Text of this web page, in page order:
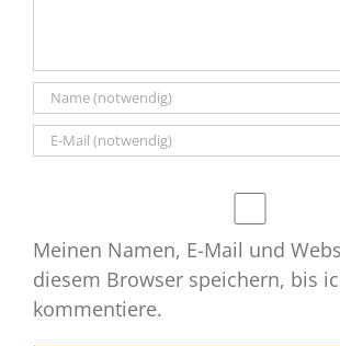
Meinen Namen, E-Mail und
diesem Browser speichern, bis
kommentiere.